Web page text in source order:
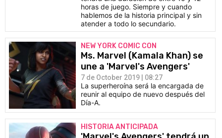
horas de juego. Siempre y cuando
hablemos de la historia principal y sin
atender a todo lo secundario.
NEW YORK COMIC CON
Ms. Marvel (Kamala Khan) se
une a 'Marvel's Avengers'
7 de October 2019 | 08:27
La superheroína será la encargada de
reunir al equipo de nuevo después del
Día-A.
HISTORIA ANTICIPADA